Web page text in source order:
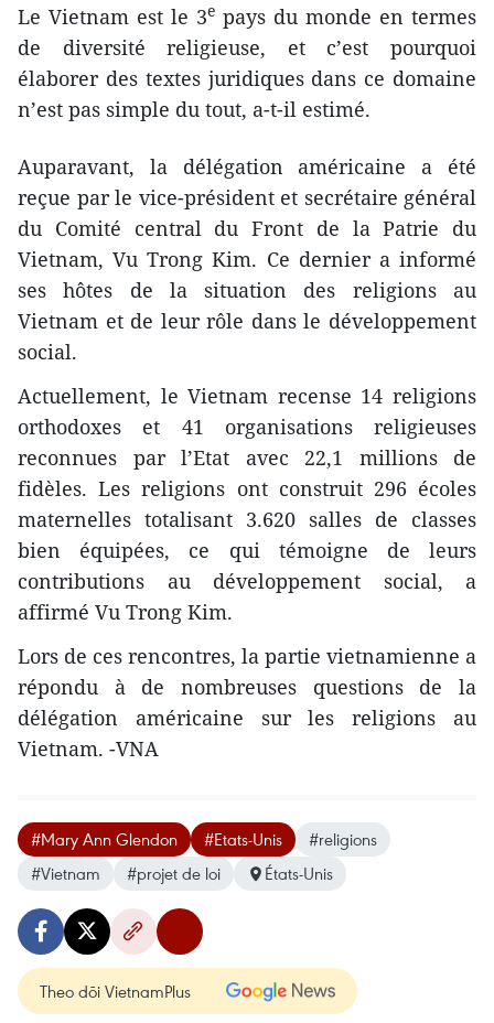
Le Vietnam est le 3e pays du monde en termes
de diversité religieuse, et c’est pourquoi
élaborer des textes juridiques dans ce domaine
n’est pas simple du tout, a-t-il estimé.
Auparavant, la délégation américaine a été
reçue par le vice-président et secrétaire général
du Comité central du Front de la Patrie du
Vietnam, Vu Trong Kim. Ce dernier a informé
ses hôtes de la situation des religions au
Vietnam et de leur rôle dans le développement
social.
Actuellement, le Vietnam recense 14 religions
orthodoxes et 41 organisations religieuses
reconnues par l’Etat avec 22,1 millions de
fidèles. Les religions ont construit 296 écoles
maternelles totalisant 3.620 salles de classes
bien équipées, ce qui témoigne de leurs
contributions au développement social, a
affirmé Vu Trong Kim.
Lors de ces rencontres, la partie vietnamienne a
répondu à de nombreuses questions de la
délégation américaine sur les religions au
Vietnam. -VNA
#Mary Ann Glendon #Etats-Unis
#religions
#Vietnam
#projet de loi États-Unis
Theo dõi VietnamPlus